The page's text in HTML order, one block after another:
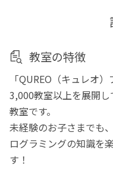
教室の特徴
「QUREO（キュレオ
3,000教室以上を展開
教室です。
未経験のお子さまでも
ログラミングの知識を
す！